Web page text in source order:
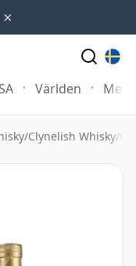
×
Världen Mer
/Clynelish Whisky/